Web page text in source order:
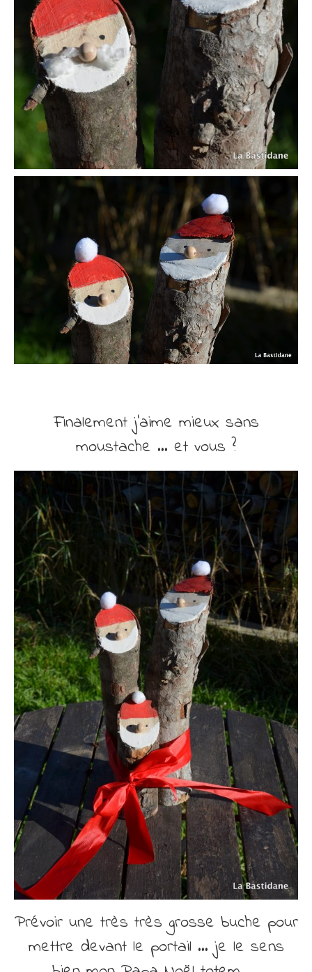
Finalement j’aime mieux sans
moustache … et vous ?
Prévoir une très très grosse buche pour
mettre devant le portail … je le sens